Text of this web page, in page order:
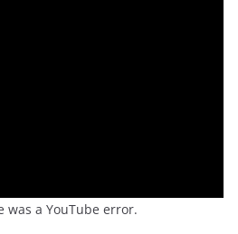
was a YouTube error.